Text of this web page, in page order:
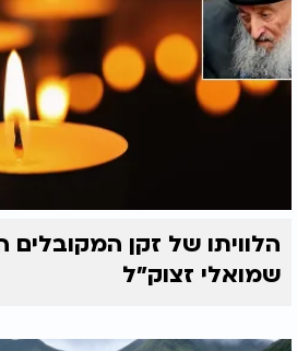
הלוויתו של זקן
שמואלי זצוק״ל